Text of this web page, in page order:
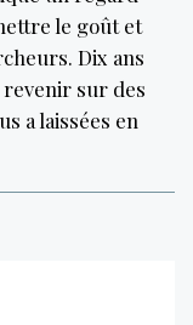
le goût et
Dix ans
sur des
a laissées en